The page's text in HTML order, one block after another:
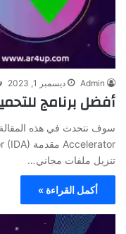
Admin ديسمبر 1, 2023
أفضل برنامج
تنزيل ملفات مجاني…
أكمل القراءة »